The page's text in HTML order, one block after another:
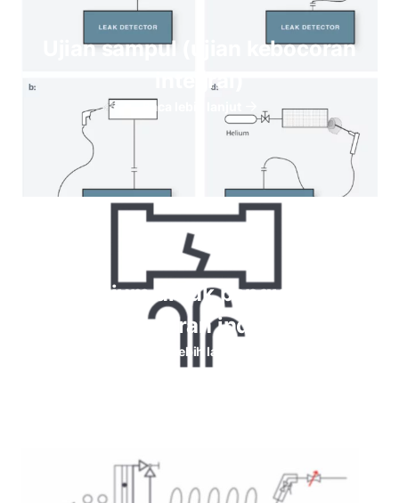
Ujian sampul (ujian kebocoran
integral)
Baca lebih lanjut
Helium untuk pengujian
kebocoran industri
Baca lebih lanjut